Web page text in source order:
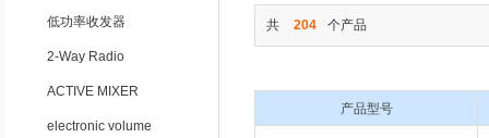
共 204 个产品
产品型号
低功率收发器
2-Way Radio
ACTIVE MIXER
electronic volume